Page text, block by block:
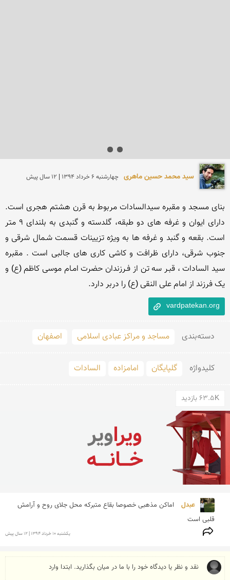
سید محمد حسین ماهری چهارشنبه 6 خرداد 1394 | 12 سال پیش
یک فرزند از امام علی النقی (ع) را دربر دارد.
vardpatekan.org
دسته‌بندی مساجد و مراکز عبادی اسلامی اصفهان
کلید‌واژه گلپایگان امامزاده السادات
63.5K بازدید
عبدل
قلبی است
يكشنبه 10 خرداد 1394 | 12 سال پیش